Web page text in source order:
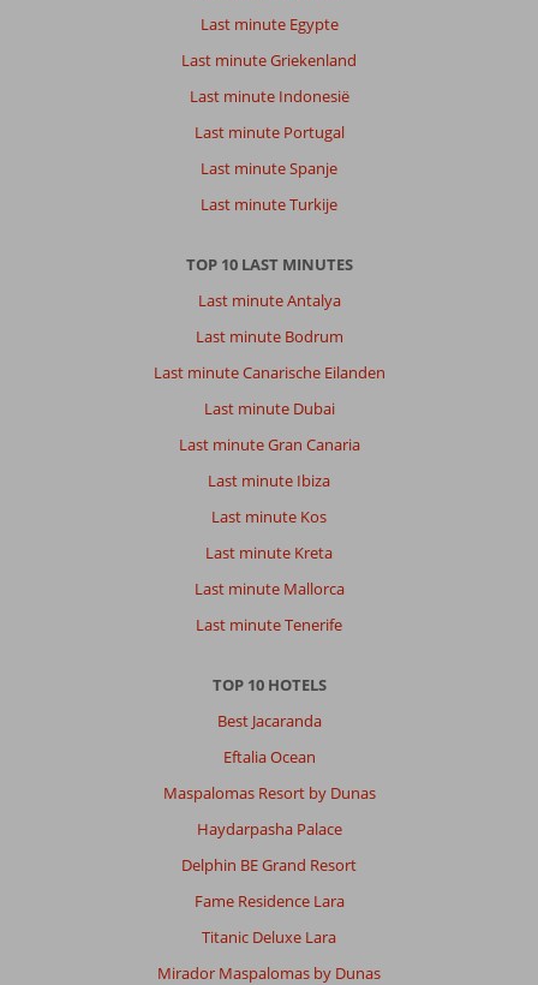
Last minute Egypte
Last minute Griekenland
Last minute Indonesië
Last minute Portugal
Last minute Spanje
Last minute Turkije
TOP 10 LAST MINUTES
Last minute Antalya
Last minute Bodrum
Last minute Canarische Eilanden
Last minute Dubai
Last minute Gran Canaria
Last minute Ibiza
Last minute Kos
Last minute Kreta
Last minute Mallorca
Last minute Tenerife
TOP 10 HOTELS
Best Jacaranda
Eftalia Ocean
Maspalomas Resort by Dunas
Haydarpasha Palace
Delphin BE Grand Resort
Fame Residence Lara
Titanic Deluxe Lara
Mirador Maspalomas by Dunas